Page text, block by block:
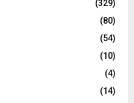
(329)
(80)
(54)
(10)
(4)
(14)